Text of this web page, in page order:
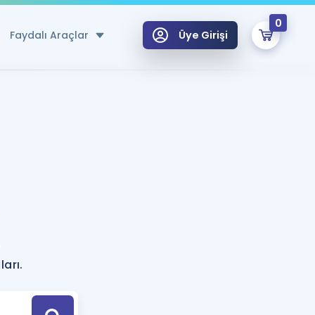
Faydalı Araçlar
Hesaplama Aracı
için Öneriler
Tek Takvimde
Üye Girişi
0
Hoca ile seni sınava hazırlayacak onlarca eğitim seni bekliyor!